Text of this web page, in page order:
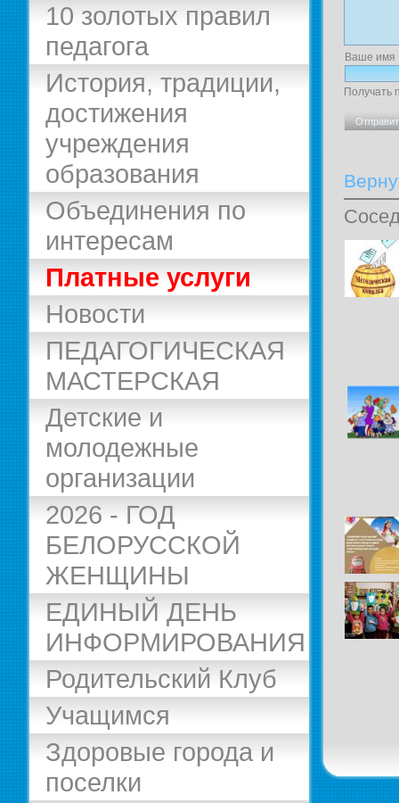
10 золотых правил
педагога
История, традиции,
достижения
учреждения
образования
Объединения по
интересам
Платные услуги
Новости
ПЕДАГОГИЧЕСКАЯ
МАСТЕРСКАЯ
Детские и
молодежные
организации
2026 - ГОД
БЕЛОРУССКОЙ
ЖЕНЩИНЫ
ЕДИНЫЙ ДЕНЬ
ИНФОРМИРОВАНИЯ
Родительский Клуб
Учащимся
Здоровые города и
поселки
Ваше имя
Получать